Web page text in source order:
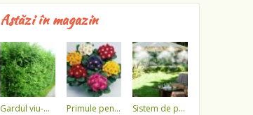
Astăzi în magazin
gardul viu-minune! primule pentru 1 martie 3,5 lei / ghiveci !!!! sistem de pulverizare a apei